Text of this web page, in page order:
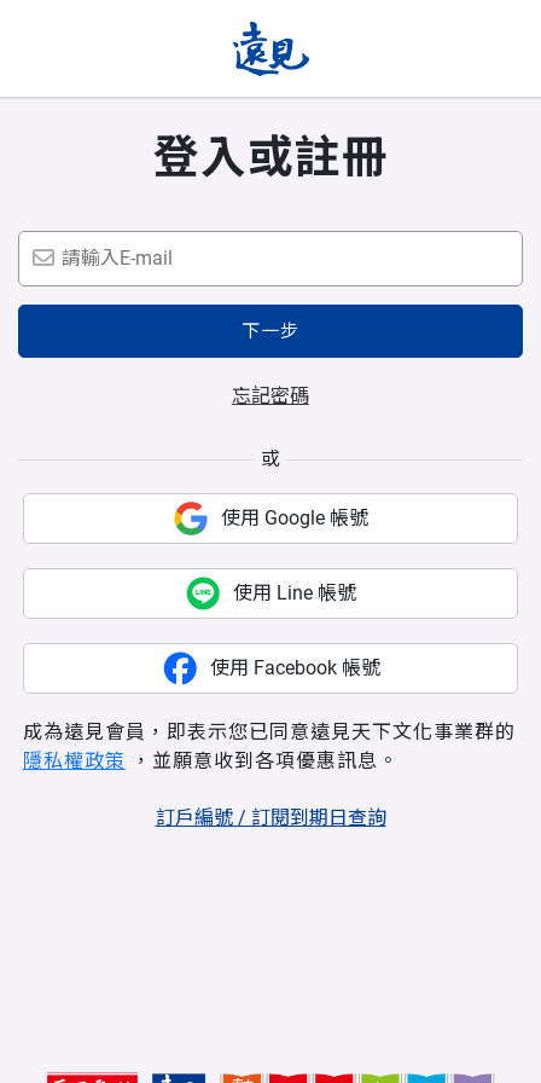
登入或註冊
下一步
忘記密碼
或
使用 Google 帳號
使用 Line 帳號
使用 Facebook 帳號
成為遠見會員，即表示您已同意遠見天下文化事業群的
隱私權政策 ，並願意收到各項優惠訊息。
訂戶編號 / 訂閱到期日查詢